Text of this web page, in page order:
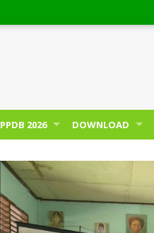
PPDB 2026 DOWNLOAD